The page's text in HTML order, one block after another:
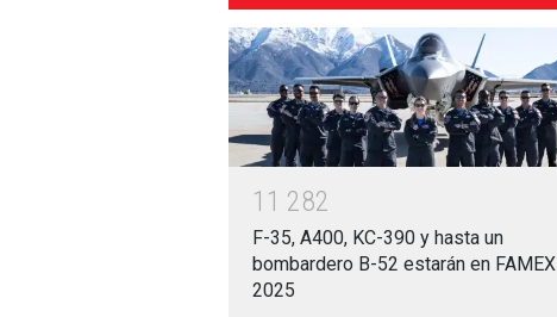
1 1 282
F-35, A400, KC-390 y hasta un
bombardero B-52 estarán en FAMEX
2025